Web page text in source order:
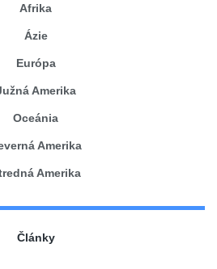
Afrika
Ázie
Európa
Amerika
Oceánia
Amerika
Amerika
Články